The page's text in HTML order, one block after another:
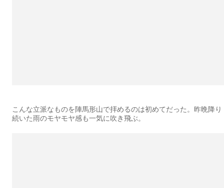
こんな立派なものを陣馬形山で拝めるのは初めてだった。昨晩降り
続いた雨のモヤモヤ感も一気に吹き飛ぶ。